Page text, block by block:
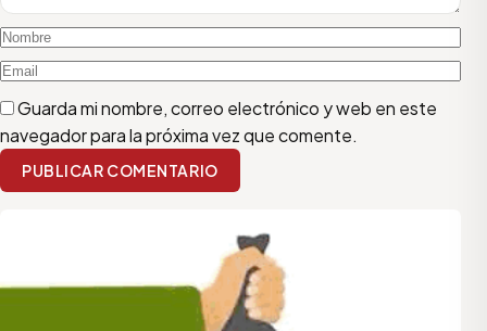
Guarda mi nombre, correo electrónico y web en este
navegador para la próxima vez que comente.
PUBLICAR COMENTARIO